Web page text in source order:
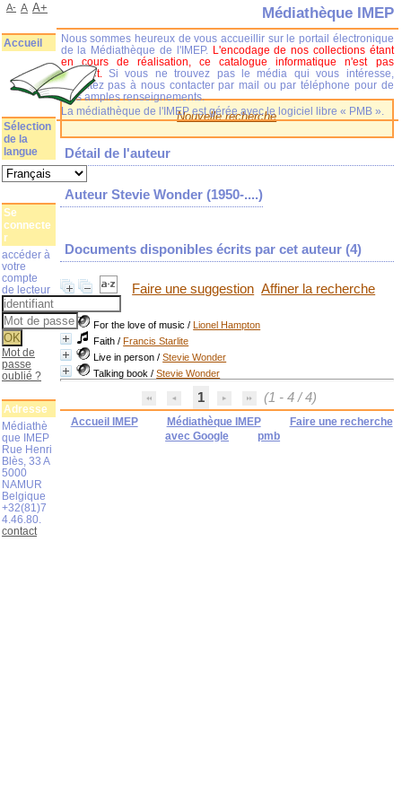
Nouvelle recherche
Détail de l'auteur
Auteur Stevie Wonder (1950-....)
Documents disponibles écrits par cet auteur (4)
Faire une suggestion Affiner la recherche
For the love of music /Lionel Hampton
Faith /Francis Starlite
Live in person /Stevie Wonder
Talking book /Stevie Wonder
1 (1 - 4 / 4)
Accueil IMEP Médiathèque IMEP
Faire une recherche
avec Google
pmb
Médiathèque IMEP
Nous sommes heureux de vous accueillir sur le portail électronique
de la Médiathèque de l'IMEP. L'encodage de nos collections étant
en cours de réalisation, ce catalogue informatique n'est pas
complet.
Si vous ne trouvez pas le média qui vous intéresse,
n'hésitez pas à nous contacter par mail ou par téléphone pour de
plus amples renseignements.
La médiathèque de l'IMEP est gérée avec le logiciel libre « PMB ».
A- A A+
Accueil
Sélection
de la
langue
Se
connecte
r
accéder à
votre
compte
de lecteur
Mot de
passe
oublié ?
Adresse
Médiathè
que IMEP
Rue Henri
Blès, 33 A
5000
NAMUR
Belgique
+32(81)7
4.46.80.
contact